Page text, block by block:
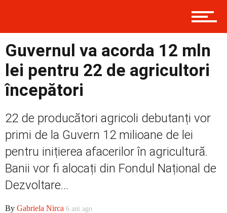
Prima
Politică
Externe
Guvernul va acorda 12 mln
lei pentru 22 de agricultori
începători
22 de producători agricoli debutanți vor
primi de la Guvern 12 milioane de lei
pentru inițierea afacerilor în agricultură.
Banii vor fi alocați din Fondul Național de
Dezvoltare...
By Gabriela Nirca 6 ani ago